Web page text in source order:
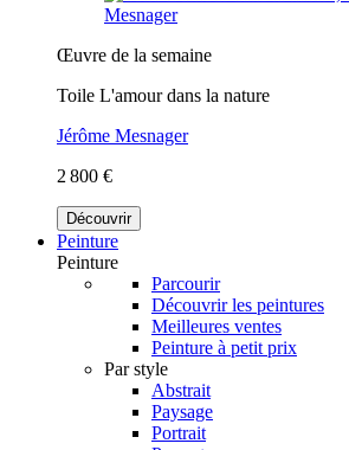
Œuvre de la semaine
Toile L'amour dans la nature
Jérôme Mesnager
2 800 €
Découvrir
Peinture
Peinture
Parcourir
Découvrir les peintures
Meilleures ventes
Peinture à petit prix
Par style
Abstrait
Paysage
Portrait